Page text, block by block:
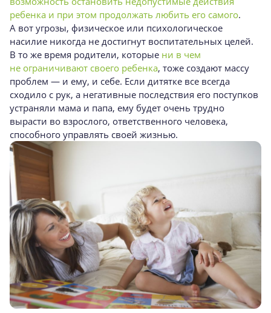
ребенка и при этом продолжать любить его самого.
А вот угрозы, физическое или психологическое
насилие никогда не достигнут воспитательных целей.
В то же время родители, которые ни в чем
не ограничивают своего ребенка, тоже создают массу
проблем — и ему, и себе. Если дитятке все всегда
сходило с рук, а негативные последствия его поступков
устраняли мама и папа, ему будет очень трудно
вырасти во взрослого, ответственного человека,
способного управлять своей жизнью.